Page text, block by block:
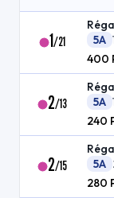
1/21
5A
400
2/13
5A
240
2/15
5A
280